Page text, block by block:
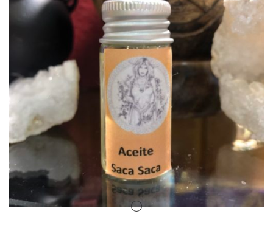
Amuletos Símbolos Celtas
Aromaterapia
Atrapa sueños
Bolas de Cristal
Brujas de Artesanía
Cofre de los Deseos
Diosas Celtas
Duendes